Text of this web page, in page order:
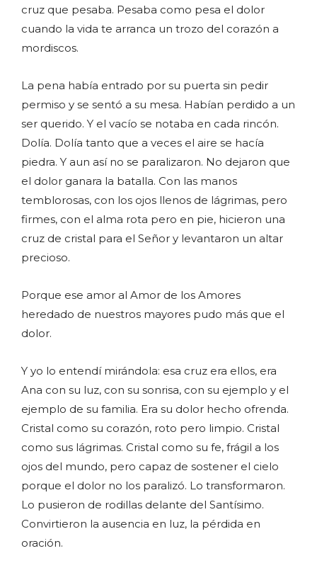
cruz que pesaba. Pesaba como pesa el dolor
cuando la vida te arranca un trozo del corazón a
mordiscos.
La pena había entrado por su puerta sin pedir
permiso y se sentó a su mesa. Habían perdido a un
ser querido. Y el vacío se notaba en cada rincón.
Dolía. Dolía tanto que a veces el aire se hacía
piedra. Y aun así no se paralizaron. No dejaron que
el dolor ganara la batalla. Con las manos
temblorosas, con los ojos llenos de lágrimas, pero
firmes, con el alma rota pero en pie, hicieron una
cruz de cristal para el Señor y levantaron un altar
precioso.
Porque ese amor al Amor de los Amores
heredado de nuestros mayores pudo más que el
dolor.
Y yo lo entendí mirándola: esa cruz era ellos, era
Ana con su luz, con su sonrisa, con su ejemplo y el
ejemplo de su familia. Era su dolor hecho ofrenda.
Cristal como su corazón, roto pero limpio. Cristal
como sus lágrimas. Cristal como su fe, frágil a los
ojos del mundo, pero capaz de sostener el cielo
porque el dolor no los paralizó. Lo transformaron.
Lo pusieron de rodillas delante del Santísimo.
Convirtieron la ausencia en luz, la pérdida en
oración.